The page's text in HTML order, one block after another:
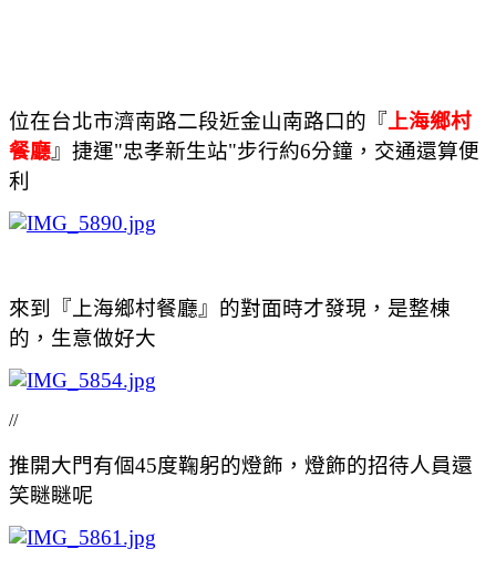
位在台北市濟南路二段近金山南路口的『上海鄉村
餐廳』捷運"忠孝新生站"步行約6分鐘，交通還算便
利
來到『上海鄉村餐廳』的對面時才發現，是整棟
的，生意做好大
//
推開大門有個45度鞠躬的燈飾，燈飾的招待人員還
笑瞇瞇呢